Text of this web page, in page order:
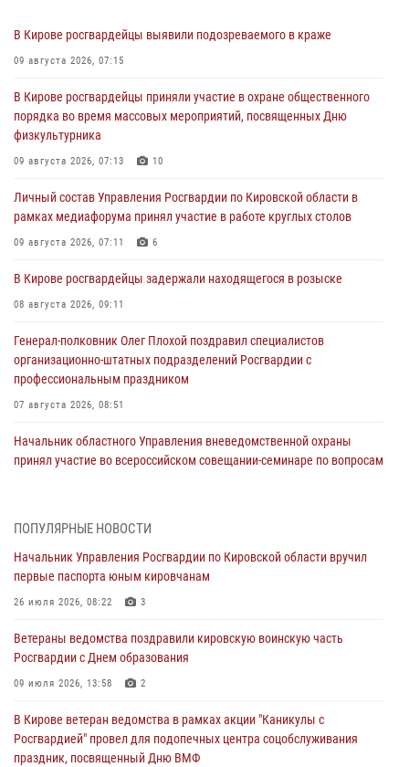
В Кирове росгвардейцы выявили подозреваемого в краже
09 августа 2026, 07:15
В Кирове росгвардейцы приняли участие в охране общественного
порядка во время массовых мероприятий, посвященных Дню
физкультурника
09 августа 2026, 07:13 10
Личный состав Управления Росгвардии по Кировской области в
рамках медиафорума принял участие в работе круглых столов
09 августа 2026, 07:11 6
В Кирове росгвардейцы задержали находящегося в розыске
08 августа 2026, 09:11
Генерал-полковник Олег Плохой поздравил специалистов
организационно-штатных подразделений Росгвардии с
профессиональным праздником
07 августа 2026, 08:51
Начальник областного Управления вневедомственной охраны
принял участие во всероссийском совещании-семинаре по вопросам
инструмента
07 августа 2026, 08:39
хулиганстве
06 августа 2026, 07:00
почетные знаки и грамоты росгвардейцам (видео)
05 августа 2026, 11:00
ПОПУЛЯРНЫЕ НОВОСТИ
Начальник Управления Росгвардии по Кировской области вручил
первые паспорта юным кировчанам
26 июля 2026, 08:22 3
Ветераны ведомства поздравили кировскую воинскую часть
Росгвардии с Днем образования
09 июля 2026, 13:58 2
В Кирове ветеран ведомства в рамках акции "Каникулы с
Росгвардией" провел для подопечных центра соцобслуживания
праздник, посвященный Дню ВМФ